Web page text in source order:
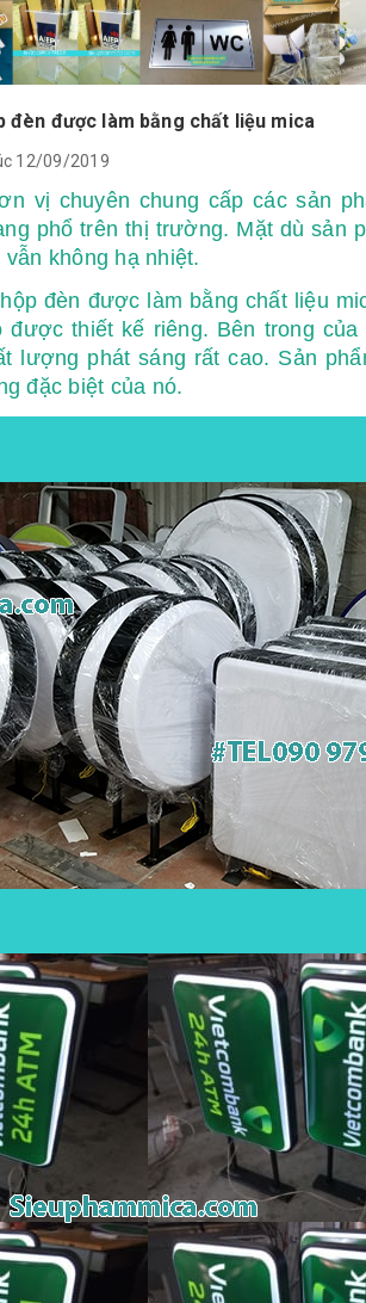
đèn được làm bằng chất liệu mica
12/09/2019
vị chuyên chung cấp các sản
phổ trên thị trường. Mặt dù sản
không hạ nhiệt.
đèn được làm bằng chất liệu
được thiết kế riêng. Bên trong
lượng phát sáng rất cao. Sản
đặc biệt của nó.